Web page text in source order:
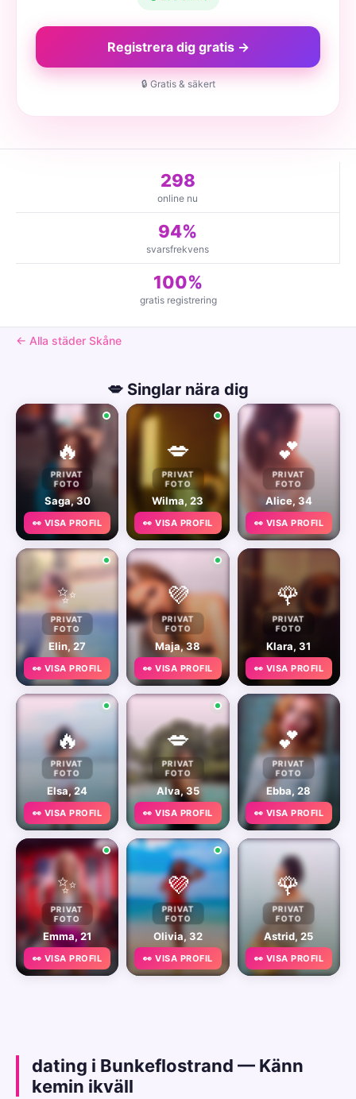
Registrera dig gratis →
🔒 Gratis & säkert
298
online nu
94%
svarsfrekvens
100%
gratis registrering
← Alla städer Skåne
💋 Singlar nära dig
🔥
PRIVAT
FOTO
Saga, 30
👀 VISA PROFIL
💋
PRIVAT
FOTO
Wilma, 23
👀 VISA PROFIL
💕
PRIVAT
FOTO
Alice, 34
👀 VISA PROFIL
✨
PRIVAT
FOTO
Elin, 27
👀 VISA PROFIL
💜
PRIVAT
FOTO
Maja, 38
👀 VISA PROFIL
🌹
PRIVAT
FOTO
Klara, 31
👀 VISA PROFIL
🔥
PRIVAT
FOTO
Elsa, 24
👀 VISA PROFIL
💋
PRIVAT
FOTO
Alva, 35
👀 VISA PROFIL
💕
PRIVAT
FOTO
Ebba, 28
👀 VISA PROFIL
✨
PRIVAT
FOTO
Emma, 21
👀 VISA PROFIL
💜
PRIVAT
FOTO
Olivia, 32
👀 VISA PROFIL
🌹
PRIVAT
FOTO
Astrid, 25
👀 VISA PROFIL
dating i Bunkeflostrand — Känn
kemin ikväll